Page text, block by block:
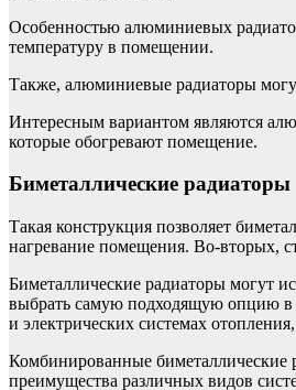
Особенностью алюминиевых
температуру в помещении.
Также, алюминиевые радиаторы
Интересным вариантом являются
которые обогревают помещение.
Биметаллические радиаторы
Такая конструкция позволяет
нагревание помещения. Во-вторых,
Биметаллические радиаторы могут
выбрать самую подходящую опцию в
и электрических системах
Комбинированные биметаллические
преимущества различных видов